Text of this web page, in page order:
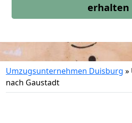
erhalten
Umzugsunternehmen Duisburg »
nach Gaustadt